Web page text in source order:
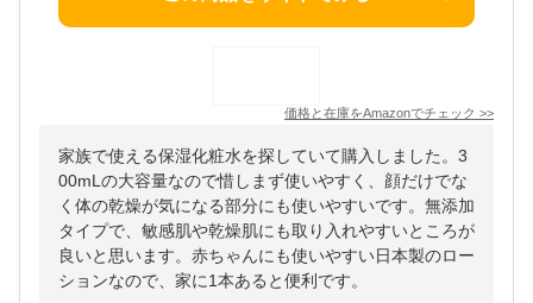
価格と在庫をAmazonでチェック >>
家族で使える保湿化粧水を探していて購入しました。3
00mLの大容量なので惜しまず使いやすく、顔だけでな
く体の乾燥が気になる部分にも使いやすいです。無添加
タイプで、敏感肌や乾燥肌にも取り入れやすいところが
良いと思います。赤ちゃんにも使いやすい日本製のロー
ションなので、家に1本あると便利です。